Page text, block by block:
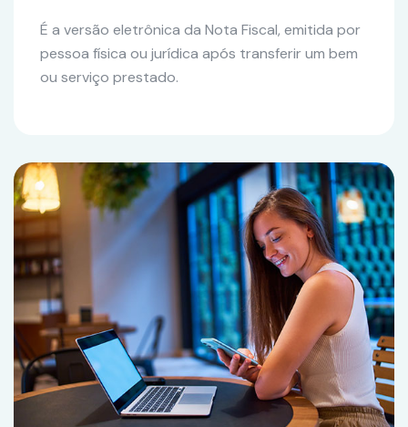
É a versão eletrônica da Nota Fiscal, emitida por
pessoa física ou jurídica após transferir um bem
ou serviço prestado.